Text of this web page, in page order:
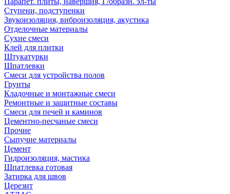
Ступени, подступенки
Звукоизоляция, виброизоляция, акустика
Отделочные материалы
Сухие смеси
Клей для плитки
Штукатурки
Шпатлевки
Смеси для устройства полов
Грунты
Кладочные и монтажные смеси
Ремонтные и защитные составы
Смеси для печей и каминов
Цементно-песчаные смеси
Прочие
Сыпучие материалы
Цемент
Гидроизоляция, мастика
Шпатлевка готовая
Затирка для швов
Церезит